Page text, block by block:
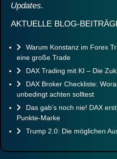
Updates.
AKTUELLE BLOG-
Warum Konstanz im Forex
eine große Trade
DAX Trading mit KI – Die
DAX Broker Checkliste:
unbedingt achten solltest
Das gab’s noch nie! DAX
Punkte-Marke
Trump 2.0: Die möglichen